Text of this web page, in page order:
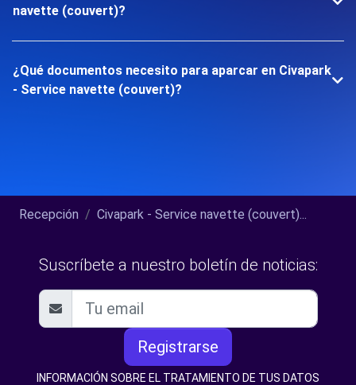
navette (couvert)?
¿Qué documentos necesito para aparcar en Civapark
- Service navette (couvert)?
Recepción Civapark - Service navette (couvert)...
Suscríbete a nuestro boletín de noticias:
Registrarse
INFORMACIÓN SOBRE EL TRATAMIENTO DE TUS DATOS